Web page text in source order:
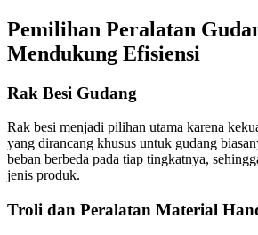
Pemilihan Peralatan
Mendukung Efisiensi
Rak Besi Gudang
Rak besi menjadi pilihan utama karena
yang dirancang khusus untuk gudang
beban berbeda pada tiap tingkatnya,
jenis produk.
Troli dan Peralatan Material